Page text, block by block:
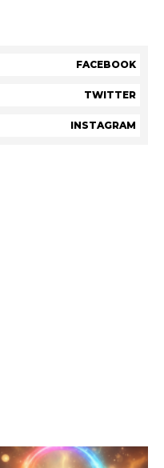
FACEBOOK
TWITTER
INSTAGRAM